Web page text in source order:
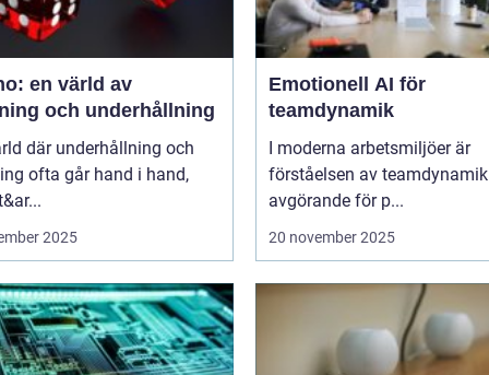
en värld av
och underhållning
där underhållning och
ofta går hand i hand,
2025
Emotionell AI för
teamdynamik
I moderna arbetsmiljöer är
förståelsen av teamdynamik
avgörande för p...
20 november 2025